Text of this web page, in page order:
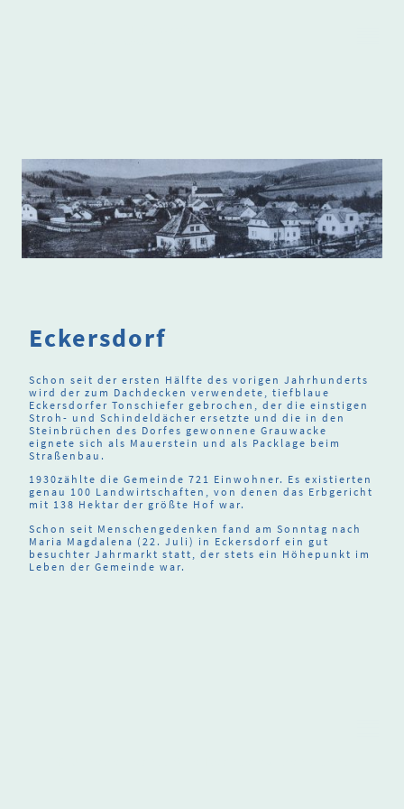
Eckersdorf
Schon seit der ersten Hälfte des vorigen Jahrhunderts
wird der zum Dachdecken verwendete, tiefblaue
Eckersdorfer Tonschiefer gebrochen, der die einstigen
Stroh- und Schindeldächer ersetzte und die in den
Steinbrüchen des Dorfes gewonnene Grauwacke
eignete sich als Mauerstein und als Packlage beim
Straßenbau.
1930zählte die Gemeinde 721 Einwohner. Es existierten
genau 100 Landwirtschaften, von denen das Erbgericht
mit 138 Hektar der größte Hof war.
Schon seit Menschengedenken fand am Sonntag nach
Maria Magdalena (22. Juli) in Eckersdorf ein gut
besuchter Jahrmarkt statt, der stets ein Höhepunkt im
Leben der Gemeinde war.